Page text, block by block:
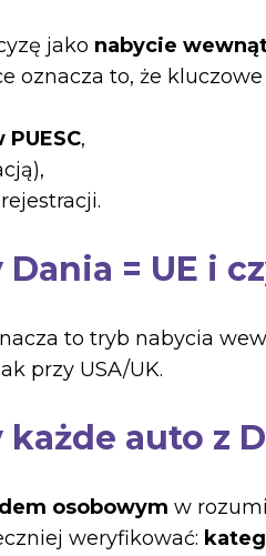
jako nabycie
oznacza to, że kluczowe
,
Dania = UE i
to tryb nabycia
przy USA/UK.
każde auto z
osobowym w
weryfikować: